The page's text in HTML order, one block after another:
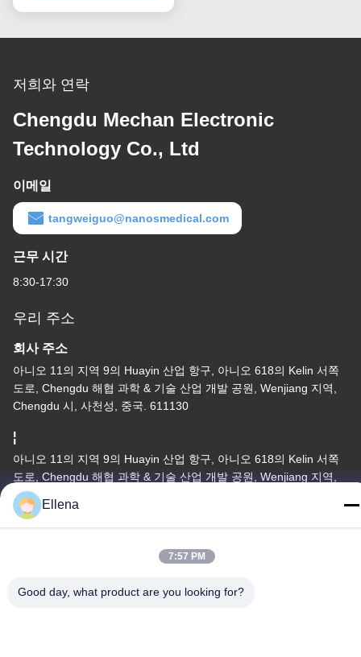
저희와 연락
Chengdu Mechan Electronic
Technology Co., Ltd
이메일
tangweiguo@nanosmedical.com
근무 시간
8:30-17:30
우리 주소
회사 주소
아니오 11의 지역 9의 Huayin 산업 항구, 아니오 618의 Kelin 서쪽
도로, Chengdu 해협 과학 & 기술 산업 개발 공원, Wenjiang 지역,
Chengdu 시, 사천성, 중국. 611130
¦
아니오 11의 지역 9의 Huayin 산업 항구, 아니오 618의 Kelin 서쪽
도로, Chengdu 해협 과학 & 기술 산업 개발 공원, Wenjiang 지역,
Chengdu 시, 사천성, 중국. 611130
전화
Ellena
7:57 PM
Good day, what product are you looking for?